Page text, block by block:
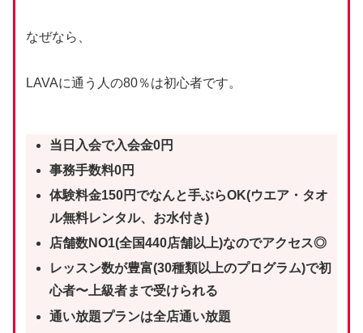
なぜなら、
LAVAに通う人の80％は初心者です。
当日入会で入会金0円
事務手数料0円
体験料金150円でなんと手ぶらOK(ウエア・タオ
ル無料レンタル、お水付き)
店舗数NO1(全国440店舗以上)なのでアクセス◎
レッスン数が豊富(30種類以上のプログラム)で初
心者〜上級者まで受けられる
通い放題プランは全店通い放題